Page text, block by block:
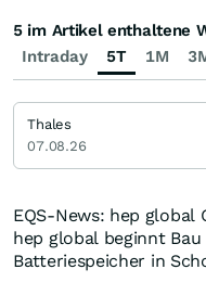
EQS-News: hep global
hep global beginnt
Batteriespeicher in
Intraday 5T 1M
5 im Artikel enthaltene
Thales
07.08.26